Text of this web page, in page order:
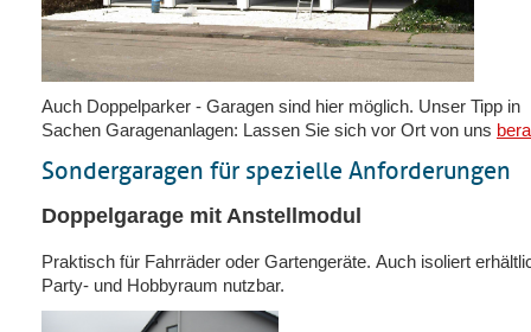
Auch Doppelparker - Garagen sind hier möglich. Unser Tipp in
Sachen Garagenanlagen: Lassen Sie sich vor Ort von uns
Sondergaragen für spezielle Anforderungen
Doppelgarage mit Anstellmodul
Praktisch für Fahrräder oder Gartengeräte. Auch isoliert
Party- und Hobbyraum nutzbar.